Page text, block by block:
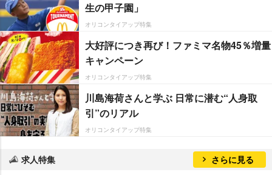
生の甲子園」
オリコンタイアップ特集
大好評につき再び！ファミマ名物45％増量
キャンペーン
オリコンタイアップ特集
川島海荷さんと学ぶ 日常に潜む“人身取
引”のリアル
オリコンタイアップ特集
求人特集 さらに見る